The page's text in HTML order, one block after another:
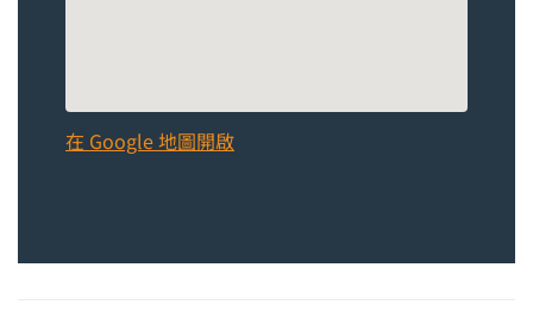
在 Google 地圖開啟